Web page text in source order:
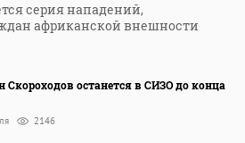
серия нападений,
африканской внешности
Скороходов останется в СИЗО до конца
2146